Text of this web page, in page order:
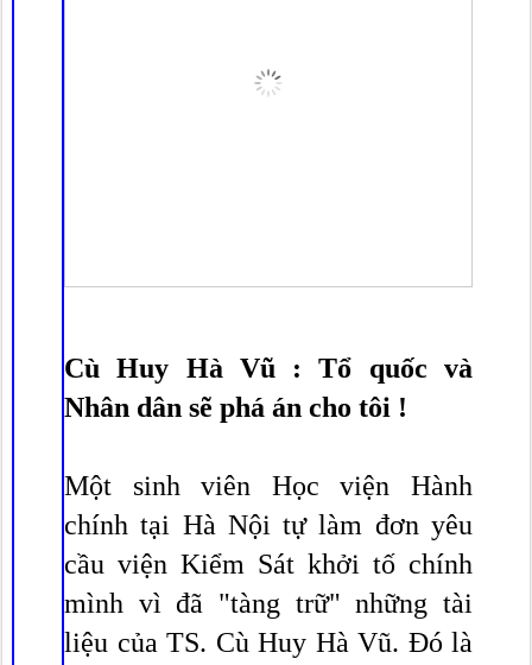
Cù Huy Hà Vũ : Tổ quốc và
Nhân dân sẽ phá án cho tôi !
Một sinh viên Học viện Hành
chính tại Hà Nội tự làm đơn yêu
cầu viện Kiểm Sát khởi tố chính
mình vì đã "tàng trữ" những tài
liệu của TS. Cù Huy Hà Vũ. Đó là